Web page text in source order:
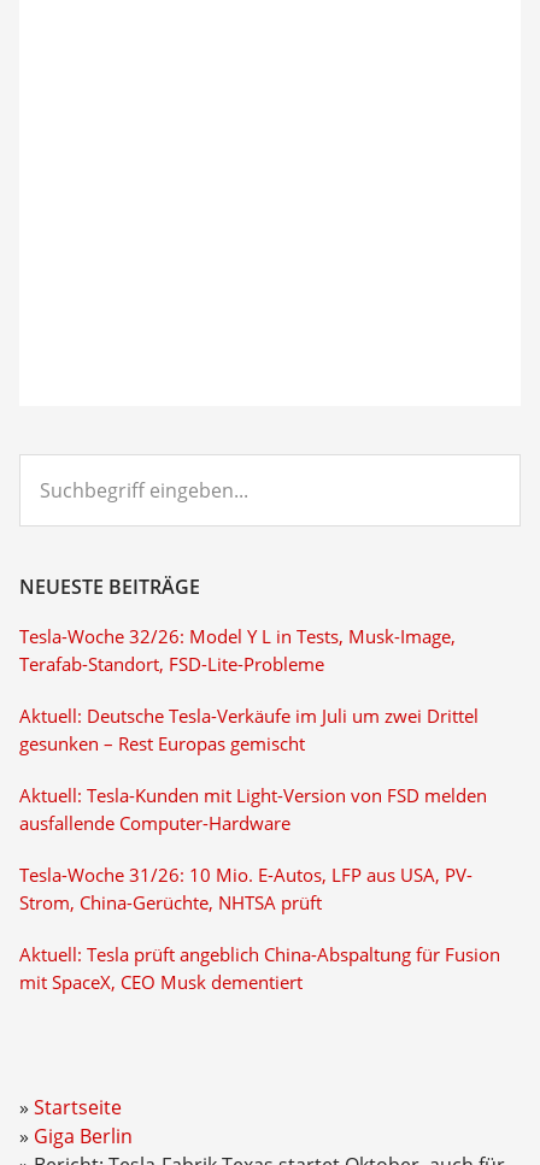
eingeben...
NEUESTE BEITRÄGE
Tesla-Woche 32/26: Model Y L in Tests, Musk-Image,
Terafab-Standort, FSD-Lite-Probleme
Aktuell: Deutsche Tesla-Verkäufe im Juli um zwei Drittel
gesunken – Rest Europas gemischt
Aktuell: Tesla-Kunden mit Light-Version von FSD melden
ausfallende Computer-Hardware
Tesla-Woche 31/26: 10 Mio. E-Autos, LFP aus USA, PV-
Strom, China-Gerüchte, NHTSA prüft
Aktuell: Tesla prüft angeblich China-Abspaltung für Fusion
mit SpaceX, CEO Musk dementiert
Startseite
Giga Berlin